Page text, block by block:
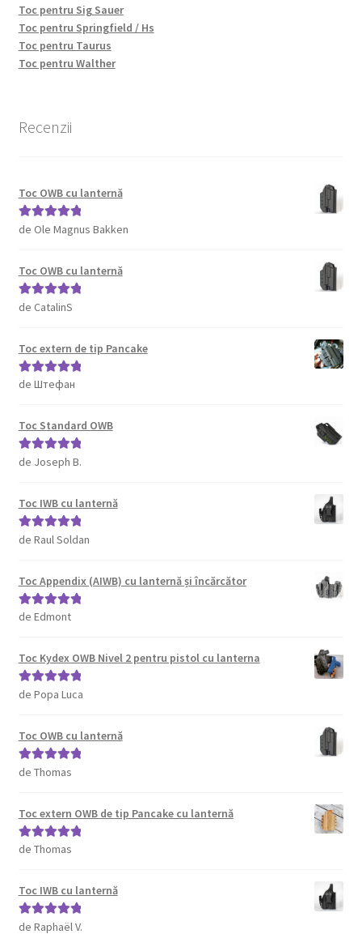
Toc pentru Sig Sauer
Toc pentru Springfield / Hs
Toc pentru Taurus
Toc pentru Walther
Recenzii
Toc OWB cu lanternă
Evaluat la5
de Ole Magnus Bakken
Toc OWB cu lanternă
Evaluat la5
de CatalinS
Toc extern de tip Pancake
Evaluat la5
de Штефан
Toc Standard OWB
Evaluat la5
de Joseph B.
Toc IWB cu lanternă
Evaluat la5
de Raul Soldan
Toc Appendix (AIWB) cu lanternă și încărcător
Evaluat la5
de Edmont
Toc Kydex OWB Nivel 2 pentru pistol cu lanterna
Evaluat la5
de Popa Luca
Toc OWB cu lanternă
Evaluat la5
de Thomas
Toc extern OWB de tip Pancake cu lanternă
Evaluat la5
de Thomas
Toc IWB cu lanternă
Evaluat la5
de Raphaël V.